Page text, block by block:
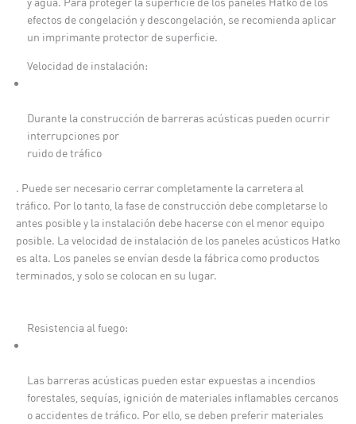
efectos de congelación y descongelación, se recomienda aplicar
un imprimante protector de superficie.
Velocidad de instalación:
Durante la construcción de barreras acústicas pueden ocurrir
interrupciones por
ruido de tráfico
. Puede ser necesario cerrar completamente la carretera al
tráfico. Por lo tanto, la fase de construcción debe completarse lo
antes posible y la instalación debe hacerse con el menor equipo
posible. La velocidad de instalación de los paneles acústicos Hatko
es alta. Los paneles se envían desde la fábrica como productos
terminados, y solo se colocan en su lugar.
Resistencia al fuego:
Las barreras acústicas pueden estar expuestas a incendios
forestales, sequías, ignición de materiales inflamables cercanos
o accidentes de tráfico. Por ello, se deben preferir materiales